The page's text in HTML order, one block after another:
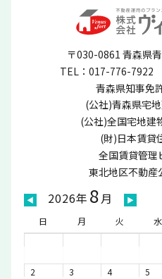
〒030-0861 青森県
TEL：017-776-7922
青森県知事免
(公社)青森県宅
(公社)全国宅地建
(財)日本賃貸
全国賃貸管理
東北地区不動産
◀ 2026年 8月 ▶
日 月 火 水
2 3 4 5